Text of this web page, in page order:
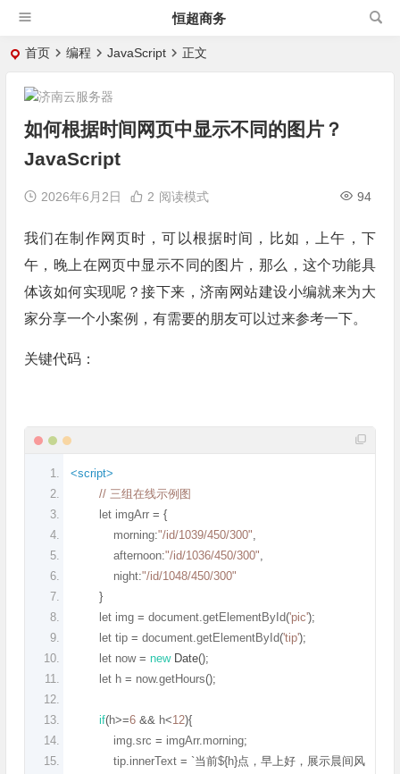
恒超商务
首页 编程 JavaScript 正文
如何根据时间网页中显示不同的图片？
JavaScript
2026年6月2日 94
2 阅读模式
我们在制作网页时，可以根据时间，比如，上午，下
午，晚上在网页中显示不同的图片，那么，这个功能具
体该如何实现呢？接下来，济南网站建设小编就来为大
家分享一个小案例，有需要的朋友可以过来参考一下。
关键代码：
<script>
// 三组在线示例图
        let imgArr
= {
            morning
:"/id/1039/450/300",
            afternoon
:"/id/1036/450/300",
            night
:"/id/1048/450/300"
}
        let img
= document.getElementById('pic');
        let tip
= document.getElementById('tip');
        let now
= new Date();
        let h
= now.getHours();
if(h>=6 && h<12){
            img
.src = imgArr.morning;
            tip
.innerText = `当前${h}点，早上好，展示晨间风